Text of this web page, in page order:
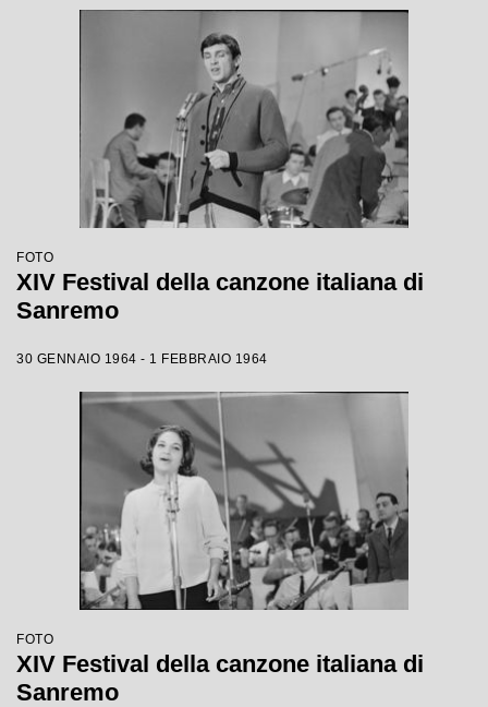
FOTO
XIV Festival della canzone italiana di
Sanremo
30 GENNAIO 1964 - 1 FEBBRAIO 1964
FOTO
XIV Festival della canzone italiana di
Sanremo